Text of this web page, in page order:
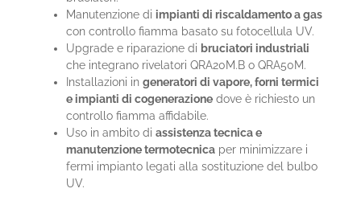
Manutenzione diimpianti di riscaldamento a gas
con controllo fiamma basato su fotocellula UV.
Upgrade e riparazione dibruciatori industriali
che integrano rivelatori QRA20M.B o QRA50M.
Installazioni ingeneratori di vapore, forni termici
e impianti di cogenerazione dove è richiesto un
controllo fiamma affidabile.
Uso in ambito diassistenza tecnica e
manutenzione termotecnica per minimizzare i
fermi impianto legati alla sostituzione del bulbo
UV.